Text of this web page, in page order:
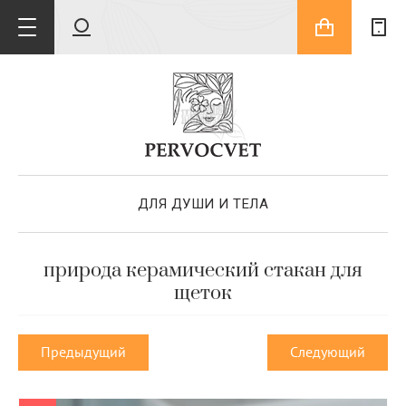
ДЛЯ ДУШИ И ТЕЛА
природа керамический стакан для
щеток
Предыдущий Следующий